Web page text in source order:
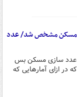
مسکن مشخص شد/ عدد
عدد سازی مسکن بس
در ازای آمارهایی که